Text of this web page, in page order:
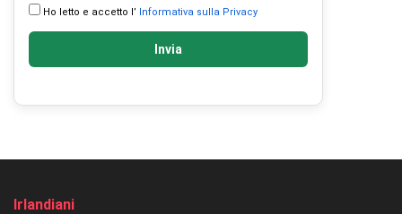
Ho letto e accetto l’ Informativa sulla Privacy
Invia
Irlandiani